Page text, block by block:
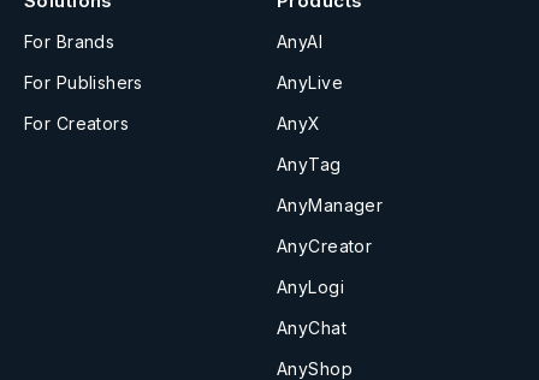
For Brands
For Publishers
For Creators
AnyAI
AnyLive
AnyX
AnyTag
AnyManager
AnyCreator
AnyLogi
AnyChat
AnyShop